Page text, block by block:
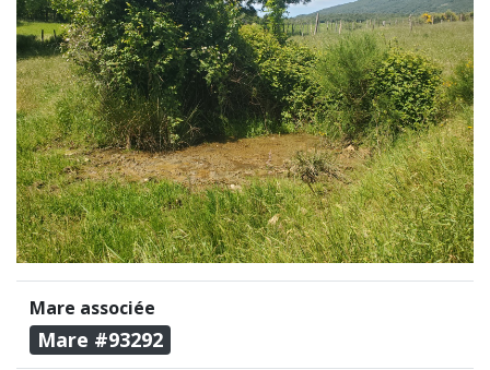
Mare associée
Mare #93292